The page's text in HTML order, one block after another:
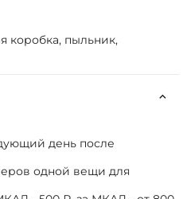
коробка, пыльник,
день после
одной вещи для